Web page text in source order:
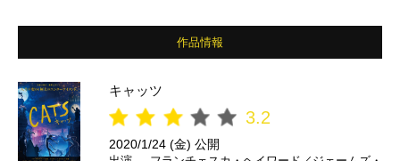
作品情報
キャッツ
3.2
2020/1/24 (金) 公開